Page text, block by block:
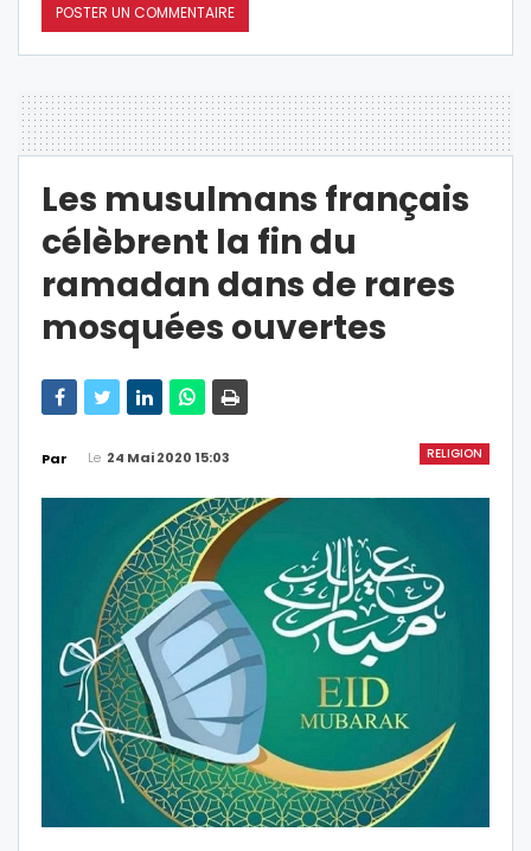
Les musulmans français
célèbrent la fin du
ramadan dans de rares
mosquées ouvertes
RELIGION
Par Le 24 Mai 2020 15:03